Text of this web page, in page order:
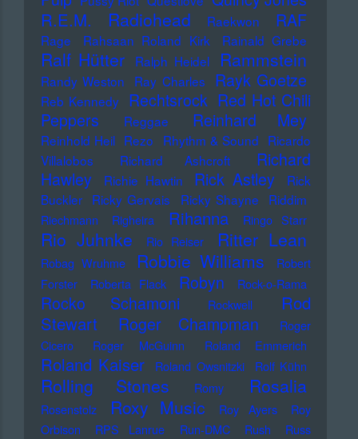
R.E.M. Radiohead Raekwon RAF
Rage Rahsaan Roland Kirk Rainald Grebe
Ralf Hütter Ralph Heidel Rammstein
Randy Weston Ray Charles Rayk Goetze
Reb Kennedy Rechtsrock Red Hot Chili
Peppers
Reggae Reinhard Mey
Reinhold Heil Rezo Rhythm & Sound Ricardo
Villalobos
Richard Ashcroft
Richard
Hawley
Richie Hawtin Rick Astley
Rick
Buckler
Ricky Gervais Ricky Shayne Riddim
Riechmann Righeira Rihanna Ringo Starr
Rio Juhnke Rio Reiser Ritter Lean
Robag Wruhme Robbie Williams
Robert
Forster
Roberta Flack Robyn Rock-o-Rama
Rocko Schamoni Rockwell
Rod
Stewart
Roger Champman
Roger
Cicero
Roger McGuinn Roland Emmerich
Roland Kaiser Roland Owsnitzki Rolf Kühn
Rolling Stones Romy Rosalia
Rosenstolz Roxy Music Roy Ayers
Roy
Orbison
RPS Lanrue Run-DMC Rush
Russ